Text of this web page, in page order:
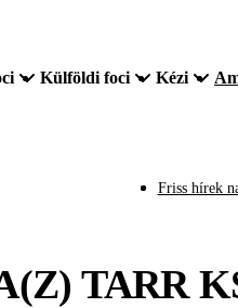
Külföldi foci Kézi
Friss hírek
TARR